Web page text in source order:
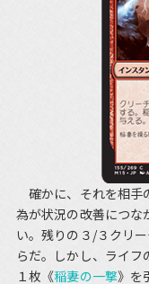
確かに、それを相手
為が状況の改善につな
い。残りの３/３クリ
らだ。しかし、ライフ
１枚《稲妻の一撃》を